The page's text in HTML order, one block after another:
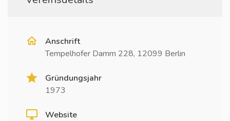
Anschrift
Tempelhofer Damm 228, 12099 Berlin
Gründungsjahr
1973
Website